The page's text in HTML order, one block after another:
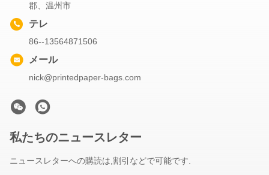
郡、温州市
テレ
86--13564871506
メール
nick@printedpaper-bags.com
私たちのニュースレター
ニュースレターへの購読は,割引などで可能です.